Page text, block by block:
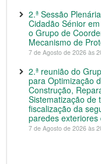
2.ª Sessão
Cidadão Sénior
o Grupo de
Mecanismo de
7 de Agosto de 2026 às
2.ª reunião do
para Optimização
Construção,
Sistematização de
fiscalização da
paredes
7 de Agosto de 2026 às